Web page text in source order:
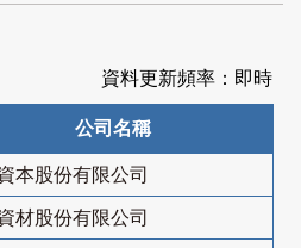
資料更新頻率：即時
公司名稱
本股份有限公司
材股份有限公司